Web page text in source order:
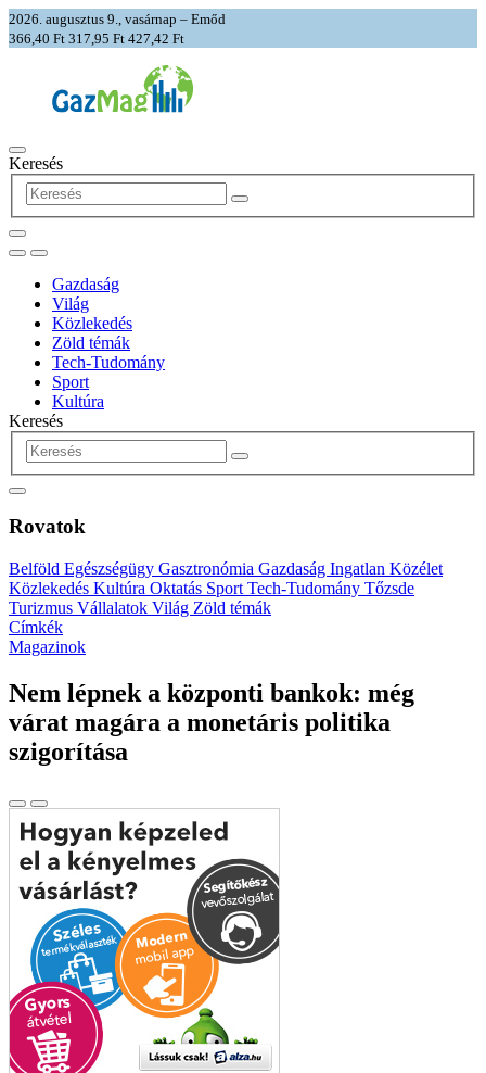
2026. augusztus 9., vasárnap – Emőd
366,40 Ft 317,95 Ft 427,42 Ft
Keresés
Gazdaság
Világ
Közlekedés
Zöld témák
Tech-Tudomány
Sport
Kultúra
Keresés
Rovatok
Belföld Egészségügy Gasztronómia Gazdaság Ingatlan Közélet
Közlekedés Kultúra Oktatás Sport Tech-Tudomány Tőzsde
Turizmus Vállalatok Világ Zöld témák
Címkék
Magazinok
Nem lépnek a központi bankok: még
várat magára a monetáris politika
szigorítása